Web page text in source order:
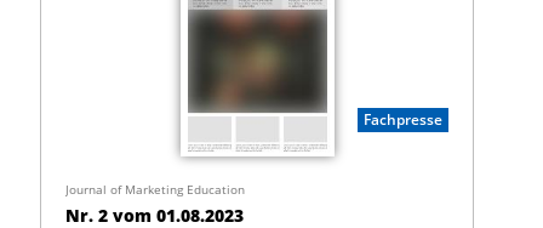
Fachpresse
Journal of Marketing Education
Nr. 2 vom 01.08.2023